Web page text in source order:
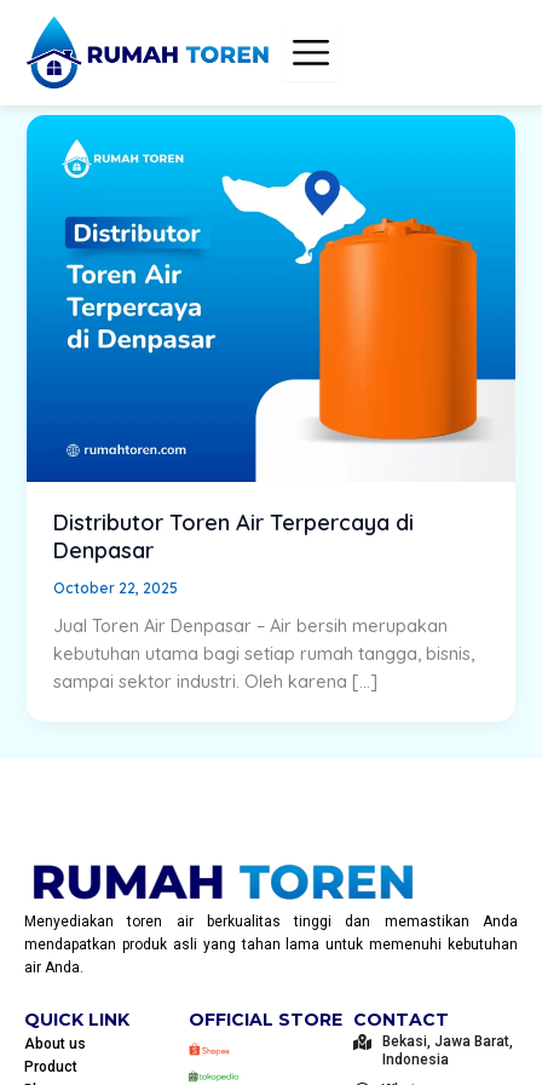
content
Distributor Toren Air Terpercaya di
Denpasar
October 22, 2025
Jual Toren Air Denpasar – Air bersih merupakan
kebutuhan utama bagi setiap rumah tangga, bisnis,
sampai sektor industri. Oleh karena […]
Menyediakan toren air berkualitas tinggi dan memastikan Anda
mendapatkan produk asli yang tahan lama untuk memenuhi kebutuhan
air Anda.
QUICK LINK
About us
Product
OFFICIAL STORE CONTACT
Bekasi, Jawa Barat,
Indonesia